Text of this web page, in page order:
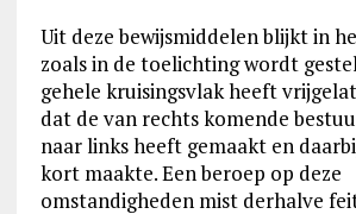
Uit deze bewijsmiddelen blijkt in
zoals in de toelichting wordt
gehele kruisingsvlak heeft
dat de van rechts komende
naar links heeft gemaakt en
kort maakte. Een beroep op deze
omstandigheden mist derhalve